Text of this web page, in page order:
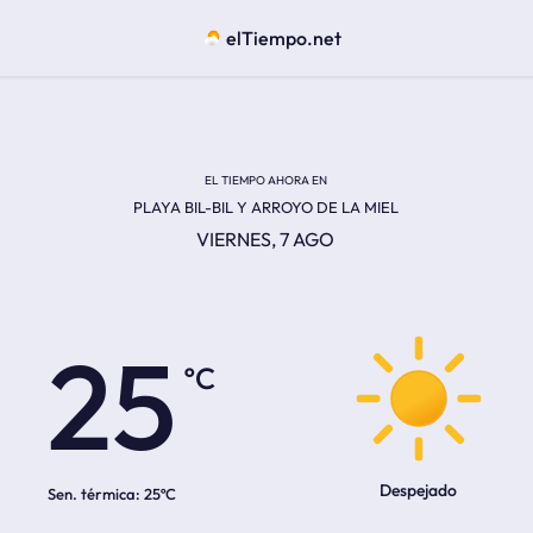
elTiempo.net
EL TIEMPO AHORA EN
PLAYA BIL-BIL Y ARROYO DE LA MIEL
VIERNES, 7 AGO
25
Sen. térmica: 25ºC Despejado